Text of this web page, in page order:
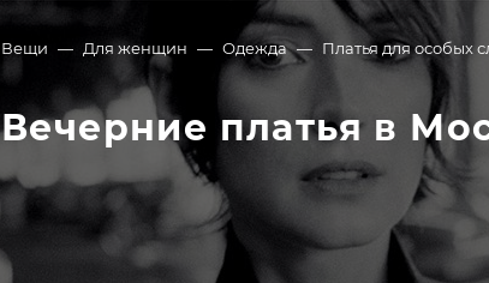
Вещи Для женщин Одежда Платья для особых
Вечерние платья в